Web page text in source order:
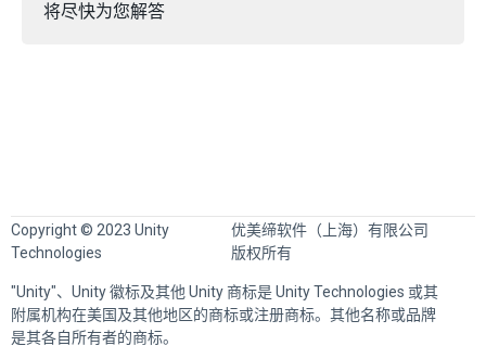
将尽快为您解答
Copyright © 2023 Unity
Technologies
优美缔软件（上海）有限公司
版权所有
"Unity"、Unity 徽标及其他 Unity 商标是 Unity Technologies 或其
附属机构在美国及其他地区的商标或注册商标。其他名称或品牌
是其各自所有者的商标。